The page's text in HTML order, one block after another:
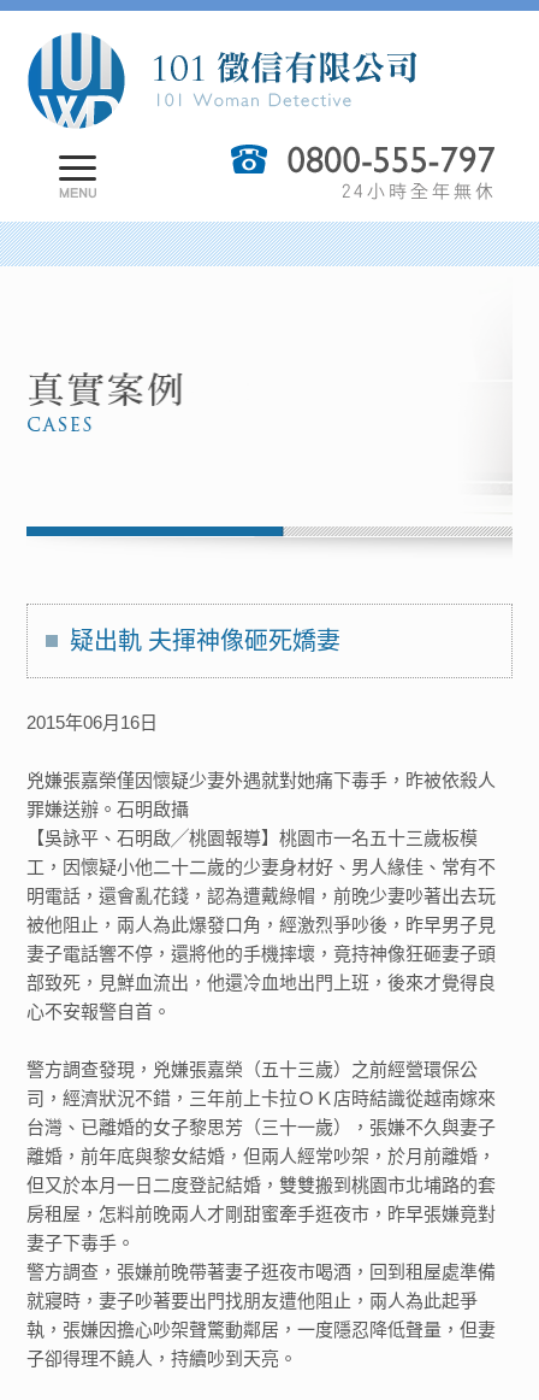
疑出軌 夫揮神像砸死嬌妻
2015年06月16日
兇嫌張嘉榮僅因懷疑少妻外遇就對她痛下毒手，昨被依殺人
罪嫌送辦。石明啟攝
【吳詠平、石明啟╱桃園報導】桃園市一名五十三歲板模
工，因懷疑小他二十二歲的少妻身材好、男人緣佳、常有不
明電話，還會亂花錢，認為遭戴綠帽，前晚少妻吵著出去玩
被他阻止，兩人為此爆發口角，經激烈爭吵後，昨早男子見
妻子電話響不停，還將他的手機摔壞，竟持神像狂砸妻子頭
部致死，見鮮血流出，他還冷血地出門上班，後來才覺得良
心不安報警自首。
警方調查發現，兇嫌張嘉榮（五十三歲）之前經營環保公
司，經濟狀況不錯，三年前上卡拉ＯＫ店時結識從越南嫁來
台灣、已離婚的女子黎思芳（三十一歲），張嫌不久與妻子
離婚，前年底與黎女結婚，但兩人經常吵架，於月前離婚，
但又於本月一日二度登記結婚，雙雙搬到桃園市北埔路的套
房租屋，怎料前晚兩人才剛甜蜜牽手逛夜市，昨早張嫌竟對
妻子下毒手。
警方調查，張嫌前晚帶著妻子逛夜市喝酒，回到租屋處準備
就寢時，妻子吵著要出門找朋友遭他阻止，兩人為此起爭
執，張嫌因擔心吵架聲驚動鄰居，一度隱忍降低聲量，但妻
子卻得理不饒人，持續吵到天亮。